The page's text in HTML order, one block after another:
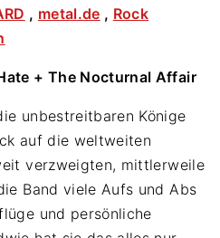
, metal.de , Rock
+ The Nocturnal Affair
unbestreitbaren Könige
auf die weltweiten
verzweigten, mittlerweile
Band viele Aufs und Abs
und persönliche